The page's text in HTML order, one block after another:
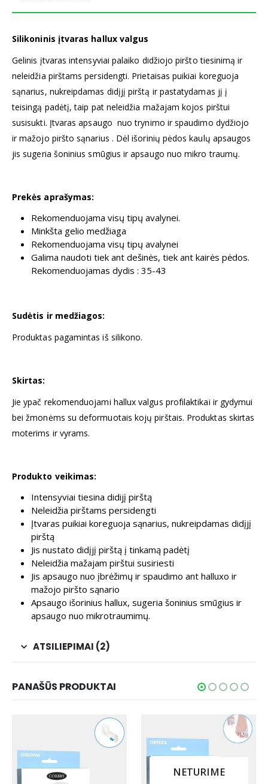
Silikoninis įtvaras hallux valgus
Gelinis įtvaras intensyviai palaiko didžiojo piršto tiesinimą ir
neleidžia pirštams persidengti. Prietaisas puikiai koreguoja
sąnarius, nukreipdamas didįjį pirštą ir pastatydamas jį į
teisingą padėtį, taip pat neleidžia mažajam kojos pirštui
susisukti. Įtvaras apsaugo nuo trynimo ir spaudimo dydžiojo
ir mažojo piršto sąnarius . Dėl išorinių pėdos kaulų apsaugos
jis sugeria šoninius smūgius ir apsaugo nuo mikro traumų.
Prekės aprašymas:
Rekomenduojama visų tipų avalynei.
Minkšta gelio medžiaga
Rekomenduojama visų tipų avalynei
Galima naudoti tiek ant dešinės, tiek ant kairės pėdos.
Rekomenduojamas dydis : 35-43
Sudėtis ir medžiagos:
Produktas pagamintas iš silikono.
Skirtas:
Jie ypač rekomenduojami hallux valgus profilaktikai ir gydymui
bei žmonėms su deformuotais kojų pirštais. Produktas skirtas
moterims ir vyrams.
Produkto veikimas:
Intensyviai tiesina didijį pirštą
Neleidžia pirštams persidengti
Įtvaras puikiai koreguoja sąnarius, nukreipdamas didįjį
pirštą
Jis nustato didįjį pirštą į tinkamą padėtį
Neleidžia mažajam pirštui susiriesti
Jis apsaugo nuo įbrėžimų ir spaudimo ant halluxo ir
mažojo piršto sąnario
Apsaugo išorinius hallux, sugeria šoninius smūgius ir
apsaugo nuo mikrotraumimų.
ATSILIEPIMAI (2)
PANAŠŪS PRODUKTAI
NETURIME